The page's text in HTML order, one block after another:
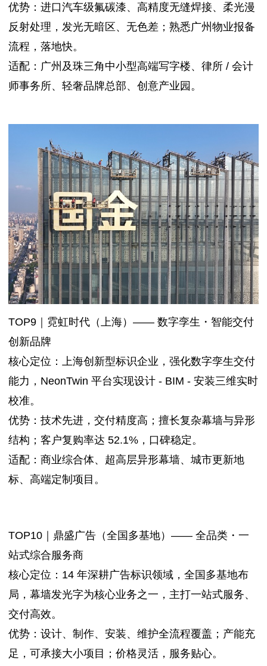
优势：进口汽车级氟碳漆、高精度无缝焊接、柔光漫
反射处理，发光无暗区、无色差；熟悉广州物业报备
流程，落地快。
适配：广州及珠三角中小型高端写字楼、律所 / 会计
师事务所、轻奢品牌总部、创意产业园。
TOP9｜霓虹时代（上海）—— 数字孪生・智能交付
创新品牌
核心定位：上海创新型标识企业，强化数字孪生交付
能力，NeonTwin 平台实现设计 - BIM - 安装三维实时
校准。
优势：技术先进，交付精度高；擅长复杂幕墙与异形
结构；客户复购率达 52.1%，口碑稳定。
适配：商业综合体、超高层异形幕墙、城市更新地
标、高端定制项目。
TOP10｜鼎盛广告（全国多基地）—— 全品类・一
站式综合服务商
核心定位：14 年深耕广告标识领域，全国多基地布
局，幕墙发光字为核心业务之一，主打一站式服务、
交付高效。
优势：设计、制作、安装、维护全流程覆盖；产能充
足，可承接大小项目；价格灵活，服务贴心。